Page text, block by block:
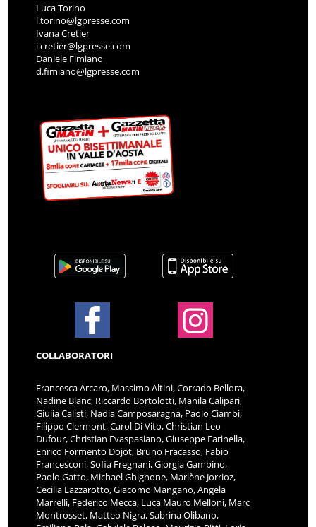
Luca Torino
l.torino@lgpresse.com
Ivana Cretier
i.cretier@lgpresse.com
Daniele Fimiano
d.fimiano@lgpresse.com
COLLABORATORI
Francesca Arcaro, Massimo Altini, Corrado Bellora,
Nadine Blanc, Riccardo Bortolotti, Manila Calipari,
Giulia Calisti, Nadia Camposaragna, Paolo Ciambi,
Filippo Clermont, Carol Di Vito, Christian Leo
Dufour, Christian Evaspasiano, Giuseppe Farinella,
Enrico Formento Dojot, Bruno Fracasso, Fabio
Francesconi, Sofia Fregnani, Giorgia Gambino,
Paolo Gatto, Michael Ghignone, Marlène Jorrioz,
Cecilia Lazzarotto, Giacomo Mangano, Angela
Marrelli, Federico Mecca, Luca Mauro Melloni, Marc
Montrosset, Matteo Nigra, Sabrina Olibano,